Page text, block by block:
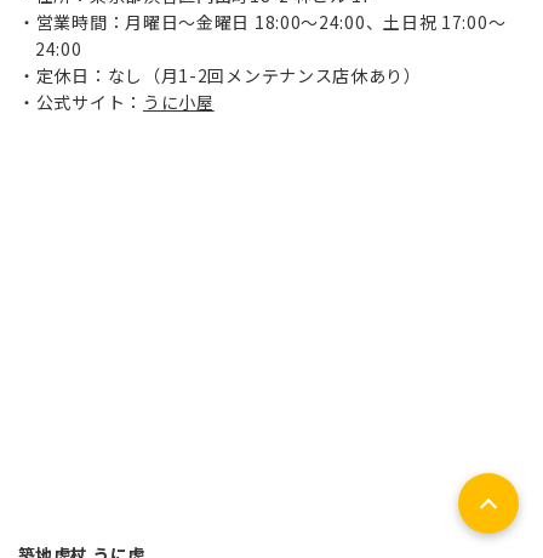
営業時間：月曜日～金曜日 18:00～24:00、土日祝 17:00～
24:00
定休日：なし（月1-2回メンテナンス店休あり）
公式サイト： うに小屋